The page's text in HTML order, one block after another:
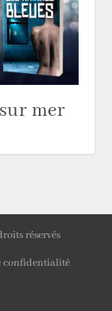
mer
réservés
confidentialité